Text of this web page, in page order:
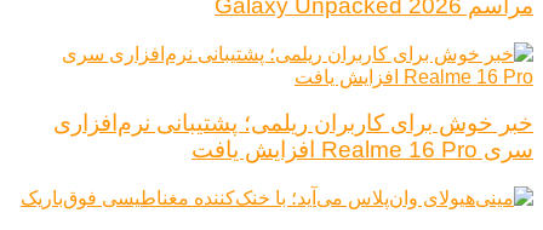
مراسم Galaxy Unpacked 2026
خبر خوش برای کاربران ریلمی؛ پشتیبانی نرم‌افزاری
سری Realme 16 Pro افزایش یافت